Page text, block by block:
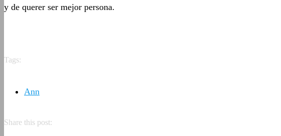
y de querer ser mejor persona.
Tags:
Ann
Share this post: